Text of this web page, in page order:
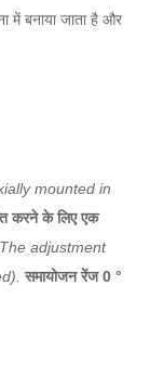
में बनाया जाता है और
mounted in
करने के लिए एक
The adjustment
समायोजन रेंज 0 °